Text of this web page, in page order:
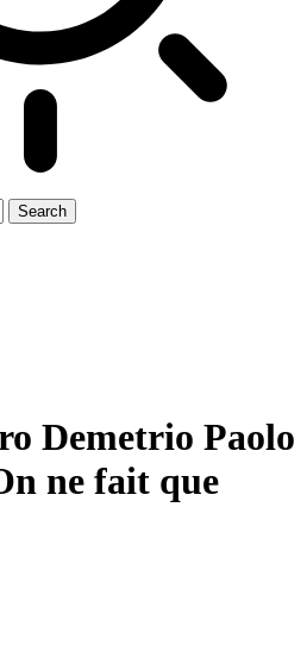
Demetrio Paolo
ne fait que